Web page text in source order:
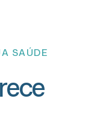
SAÚDE